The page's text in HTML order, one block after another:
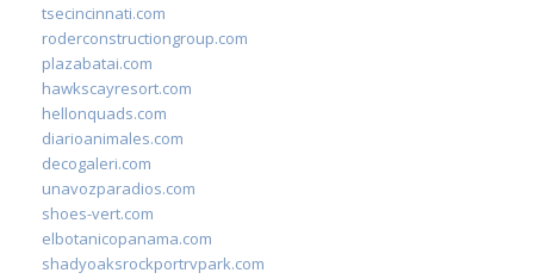
tsecincinnati.com
roderconstructiongroup.com
plazabatai.com
hawkscayresort.com
hellonquads.com
diarioanimales.com
decogaleri.com
unavozparadios.com
shoes-vert.com
elbotanicopanama.com
shadyoaksrockportrvpark.com